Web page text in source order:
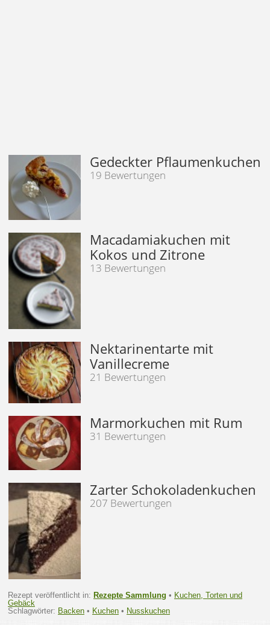
Gedeckter Pflaumenkuchen
19 Bewertungen
Macadamiakuchen mit
Kokos und Zitrone
13 Bewertungen
Nektarinentarte mit
Vanillecreme
21 Bewertungen
Marmorkuchen mit Rum
31 Bewertungen
Zarter Schokoladenkuchen
207 Bewertungen
Rezept veröffentlicht in: Rezepte Sammlung • Kuchen, Torten und
Gebäck
Schlagwörter: Backen • Kuchen • Nusskuchen